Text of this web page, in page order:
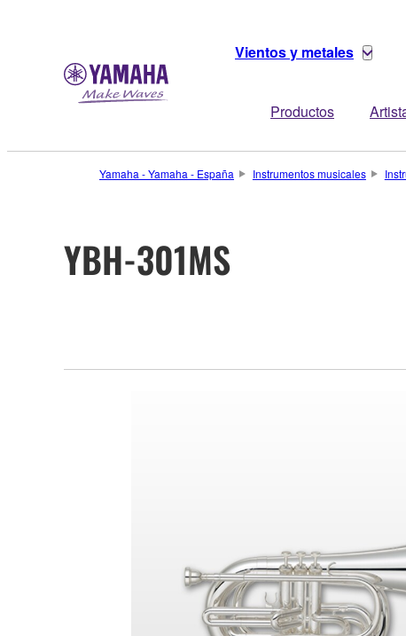
Vientos y metales
Productos
Yamaha - Yamaha - España Instrumentos musicales
YBH-301MS